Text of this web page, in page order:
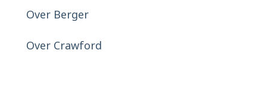
Over Berger
Over Crawford